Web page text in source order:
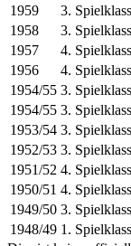
1959
3.
1958
3.
1957
4.
1956
4.
1954/55 3.
1954/55 3.
1953/54 3.
1952/53 3.
1951/52 4.
1950/51 4.
1949/50 3.
1948/49 1.